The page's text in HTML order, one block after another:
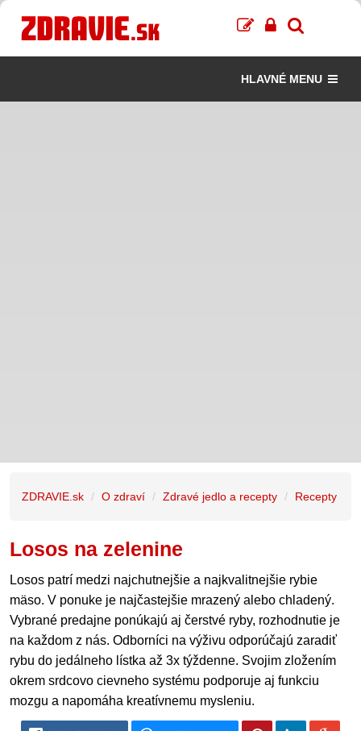
HLAVNÉ MENU
ZDRAVIE.sk O zdraví Zdravé jedlo a recepty Recepty
Losos na zelenine
Losos patrí medzi najchutnejšie a najkvalitnejšie rybie
mäso. V ponuke je najčastejšie mrazený alebo chladený.
Vybrané predajne ponúkajú aj čerstvé ryby, rozhodnutie je
na každom z nás. Odborníci na výživu odporúčajú zaradiť
rybu do jedálneho lístka až 3x týždenne. Svojim zložením
okrem srdcovo cievneho systému podporuje aj funkciu
mozgu a napomáha kreatívnemu mysleniu.